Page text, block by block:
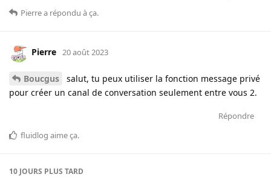
Pierrea répondu à ça.
Pierre 20 août 2023
Boucgus
salut, tu peux utiliser la fonction message privé
pour créer un canal de conversation seulement entre vous 2.
Répondre
fluidlog aime ça.
10 JOURS PLUS TARD